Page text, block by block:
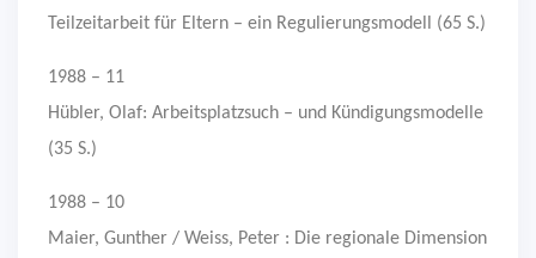
Teilzeitarbeit für Eltern – ein Regulierungsmodell (65 S.)
1988 – 11
Hübler, Olaf: Arbeitsplatzsuch – und Kündigungsmodelle
(35 S.)
1988 – 10
Maier, Gunther / Weiss, Peter : Die regionale Dimension